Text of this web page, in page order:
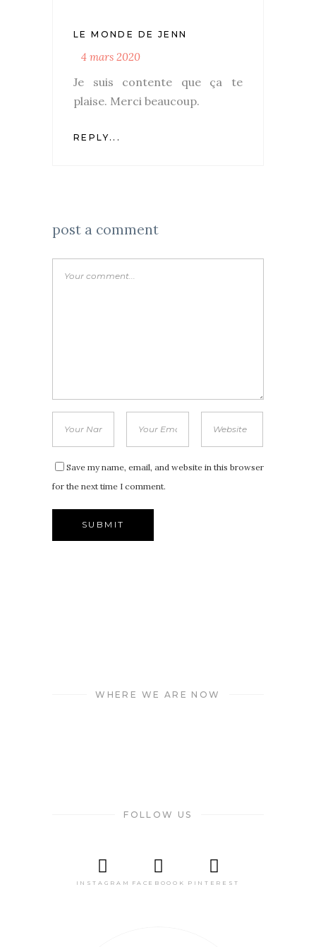
LE MONDE DE JENN
4 mars 2020
Je suis contente que ça te
plaise. Merci beaucoup.
REPLY...
post a comment
Save my name, email, and website in this browser
for the next time I comment.
WHERE WE ARE NOW
FOLLOW US
INSTAGRAM FACEBOOOK PINTEREST